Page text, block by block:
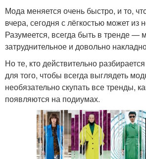
Мода меняется очень быстро, и то,
вчера, сегодня с лёгкостью может из
Разумеется, всегда быть в тренде —
затруднительное и довольно
Но те, кто действительно
для того, чтобы всегда выглядеть
необязательно скупать все тренды,
появляются на подиумах.